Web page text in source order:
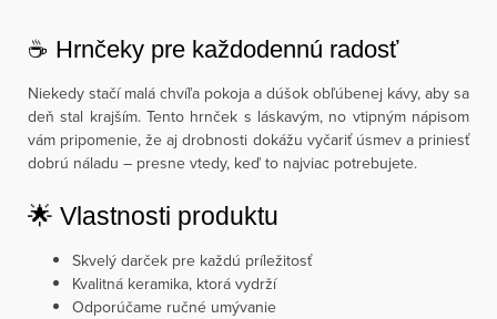
☕ Hrnčeky pre každodennú radosť
Niekedy stačí malá chvíľa pokoja a dúšok obľúbenej kávy, aby sa
deň stal krajším. Tento hrnček s láskavým, no vtipným nápisom
vám pripomenie, že aj drobnosti dokážu vyčariť úsmev a priniesť
dobrú náladu – presne vtedy, keď to najviac potrebujete.
🌟 Vlastnosti produktu
Skvelý darček pre každú príležitosť
Kvalitná keramika, ktorá vydrží
Odporúčame ručné umývanie